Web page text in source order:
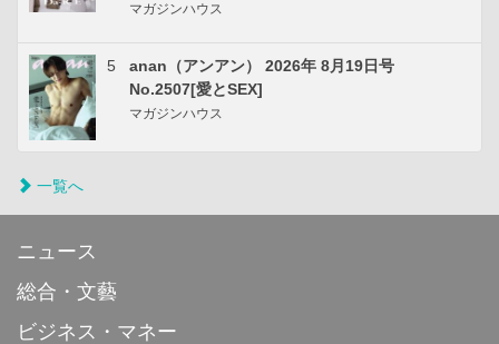
マガジンハウス
5
anan（アンアン） 2026年 8月19日号
No.2507[愛とSEX]
マガジンハウス
一覧へ
ニュース
総合・文藝
ビジネス・マネー